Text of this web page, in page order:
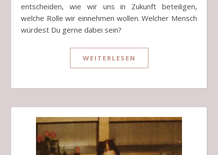
entscheiden, wie wir uns in Zukunft beteiligen,
welche Rolle wir einnehmen wollen. Welcher Mensch
würdest Du gerne dabei sein?
WEITERLESEN